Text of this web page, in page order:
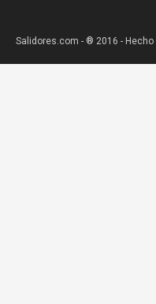
Salidores.com - ® 2016 -